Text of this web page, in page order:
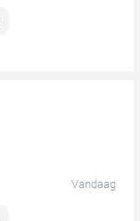
Vandaag